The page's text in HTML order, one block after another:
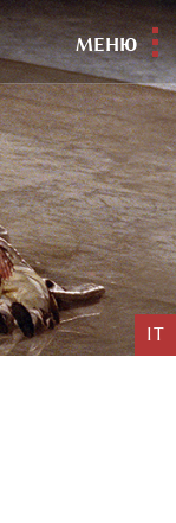
МЕНЮ
IT